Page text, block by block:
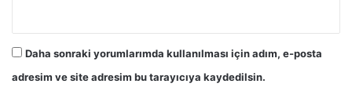
Daha sonraki yorumlarımda kullanılması için adım, e-posta
adresim ve site adresim bu tarayıcıya kaydedilsin.